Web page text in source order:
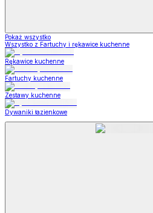
Pokaż wszystko
Wszystko z Fartuchy i rękawice kuchenne
Rękawice kuchenne
Fartuchy kuchenne
Zestawy kuchenne
Dywaniki łazienkowe